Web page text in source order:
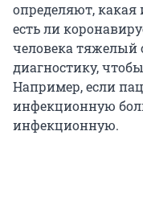
определяют,
есть ли
человека тяжелый
диагностику,
Например, если
инфекционную
инфекционную.